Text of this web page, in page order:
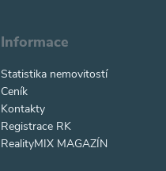
Informace
Statistika nemovitostí
Ceník
Kontakty
Registrace RK
RealityMIX MAGAZÍN